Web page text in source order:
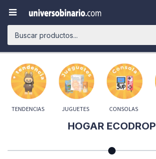

TENDENCIAS JUGUETES CONSOLAS
HOGAR ECODROP